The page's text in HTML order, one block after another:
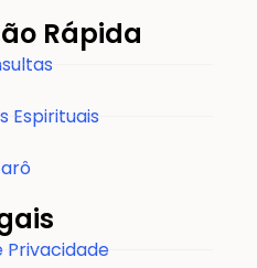
Rápida
Espirituais
Privacidade